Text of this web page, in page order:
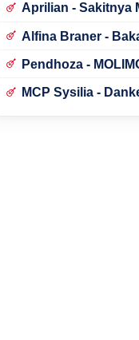
Aprilian - Sakitnya
Alfina Braner -
Pendhoza -
MCP Sysilia -